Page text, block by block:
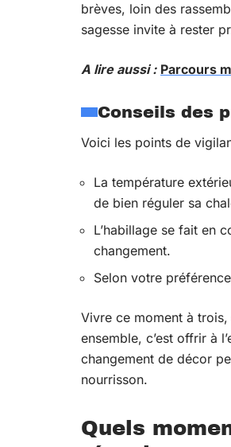
brèves, loin des
sagesse invite à rester
A lire aussi : Parcours
Conseils des
Voici les points de
La température
de bien réguler sa
L’habillage se fait en
changement.
Selon votre
Vivre ce moment à
ensemble, c’est offrir à
changement de décor
nourrisson.
Quels